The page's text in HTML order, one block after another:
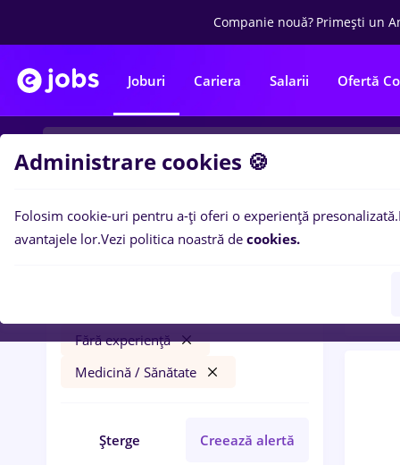
Companie nouă? Primești un
Joburi Cariera Salarii Ofertă
Filtre
Fără experiență
Medicină / Sănătate
Șterge Creează alertă
0
Administrare cookies 🍪
Folosim cookie-uri pentru a-ți oferi o experiență presonalizată.
avantajele lor.Vezi politica noastră de cookies.